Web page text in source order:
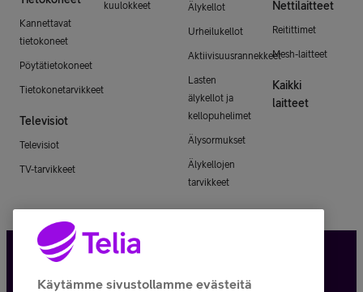
Kannettavat
tietokoneet
Pöytätietokoneet
Tietokonetarvikkeet
Televisiot
Televisiot
TV-tarvikkeet
kuulokkeet
Älykellot
Urheilukellot
Aktiivisuusrannekkeet
Lasten
älykellot ja
kellopuhelimet
Älysormukset
Älykellojen
tarvikkeet
Nettilaitteet
Reitittimet
Mesh-laitteet
Kaikki
laitteet
Tietosuoja ja -turva
Käytämme sivustollamme evästeitä